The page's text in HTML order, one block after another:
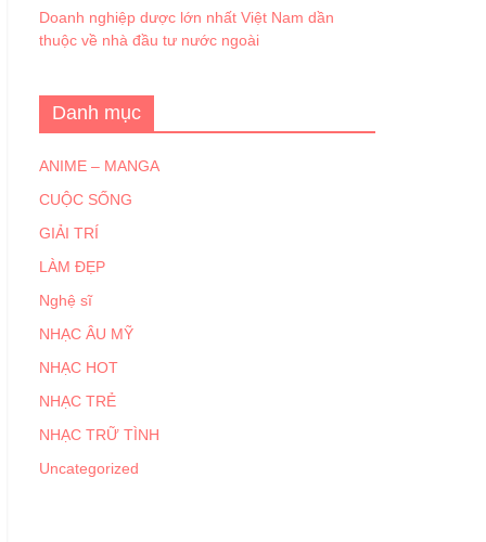
Doanh nghiệp dược lớn nhất Việt Nam dần
thuộc về nhà đầu tư nước ngoài
Danh mục
ANIME – MANGA
CUỘC SỐNG
GIẢI TRÍ
LÀM ĐẸP
Nghệ sĩ
NHẠC ÂU MỸ
NHẠC HOT
NHẠC TRẺ
NHẠC TRỮ TÌNH
Uncategorized